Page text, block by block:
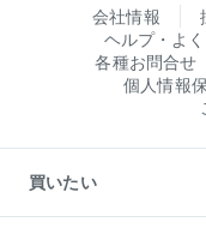
会社情報
ヘルプ・よ
各種お問合せ
個人情報
買いたい